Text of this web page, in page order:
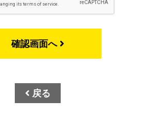
確認画面へ
戻る